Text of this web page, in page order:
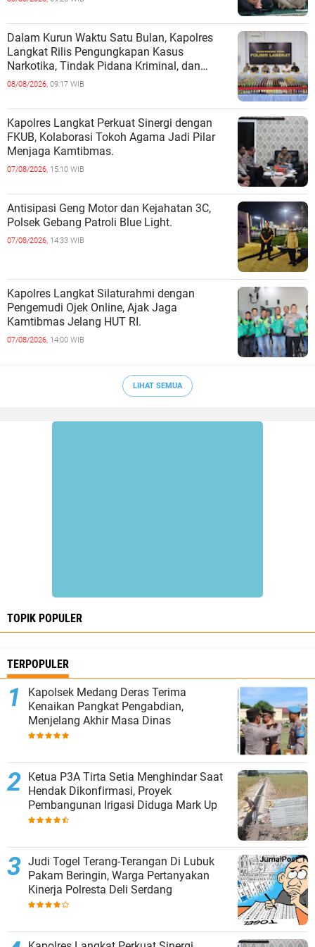
Dalam Kurun Waktu Satu Bulan, Kapolres
Langkat Rilis Pengungkapan Kasus
Narkotika, Tindak Pidana Kriminal, dan
Kekerasan Seksual terhadap Anak.
08/08/2026, 09:17 WIB
Kapolres Langkat Perkuat Sinergi dengan
FKUB, Kolaborasi Tokoh Agama Jadi Pilar
Menjaga Kamtibmas.
07/08/2026, 15:10 WIB
Antisipasi Geng Motor dan Kejahatan 3C,
Polsek Gebang Patroli Blue Light.
07/08/2026, 14:33 WIB
Kapolres Langkat Silaturahmi dengan
Pengemudi Ojek Online, Ajak Jaga
Kamtibmas Jelang HUT RI.
07/08/2026, 14:00 WIB
LIHAT SEMUA
TOPIK POPULER
TERPOPULER
Kapolsek Medang Deras Terima
Kenaikan Pangkat Pengabdian,
Menjelang Akhir Masa Dinas
Ketua P3A Tirta Setia Menghindar Saat
Hendak Dikonfirmasi, Proyek
Pembangunan Irigasi Diduga Mark Up
Judi Togel Terang-Terangan Di Lubuk
Pakam Beringin, Warga Pertanyakan
Kinerja Polresta Deli Serdang